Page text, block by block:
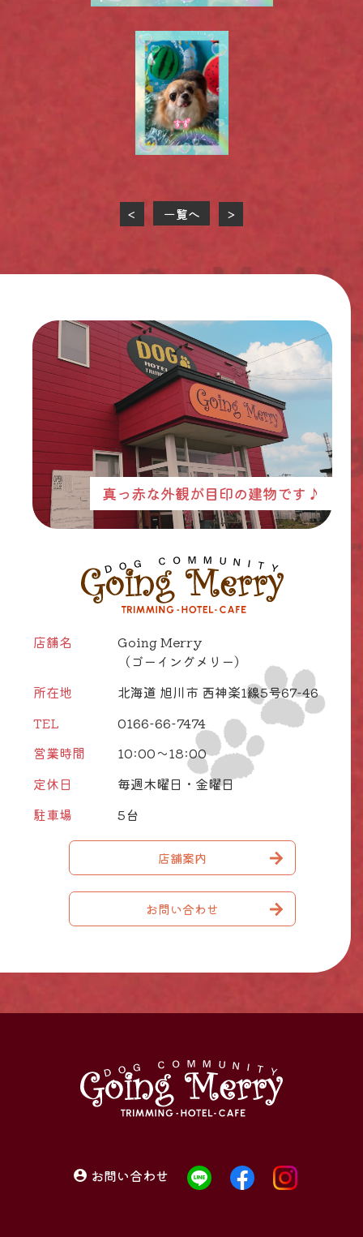
< 一覧へ >
真っ赤な外観が目印の建物です♪
店舗名
Going Merry
（ゴーイングメリー）
所在地
北海道 旭川市 西神楽1線5号67-46
TEL
0166-66-7474
営業時間
10:00～18:00
定休日
毎週木曜日・金曜日
駐車場
5台
店舗案内
お問い合わせ
お問い合わせ